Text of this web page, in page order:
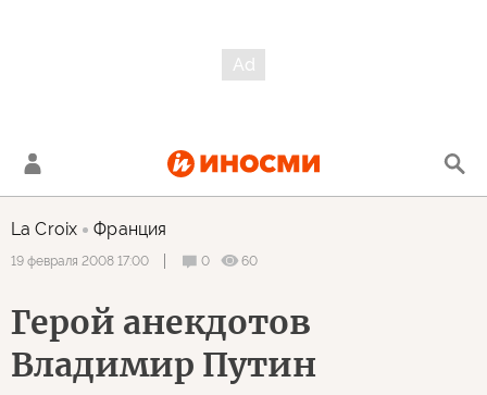
La Croix Франция
19 февраля 2008 17:00 0 60
Герой анекдотов
Владимир Путин